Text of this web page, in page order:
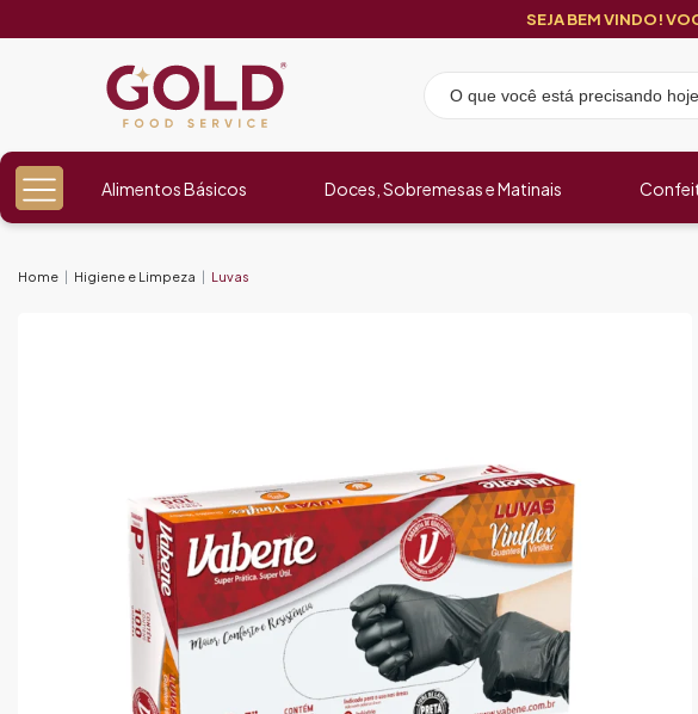
SEJA BEM VINDO!
Alimentos Básicos Doces, Sobremesas e Matinais
Home Higiene e Limpeza Luvas